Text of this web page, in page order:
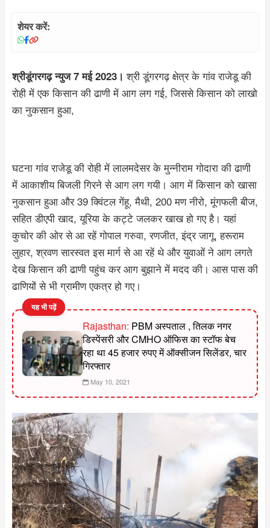
शेयर करें:
श्रीडूंगरगढ़ न्युज 7 मई 2023। श्री डूंगरगढ़ क्षेत्र के गांव राजेडू की
रोही में एक किसान की ढाणी में आग लग गई, जिससे किसान को लाखो
का नुकसान हुआ,
घटना गांव राजेडू की रोही में लालमदेसर के मुन्नीराम गोदारा की ढाणी
में आकाशीय बिजली गिरने से आग लग गयी। आग में किसान को खासा
नुकसान हुआ और 39 क्विंटल गेंहू, मैथी, 200 मण नीरो, मूंगफली बीज,
सहित डीएपी खाद, यूरिया के कट्टे जलकर खाख हो गए है। यहां
कुचोर की ओर से आ रहें गोपाल गरुवा, रणजीत, इंद्र जागू, हरूराम
लुहार, श्रवण सारस्वत इस मार्ग से आ रहें थे और युवाओं ने आग लगते
देख किसान की ढाणी पहुंच कर आग बुझाने में मदद की। आस पास की
ढाणियों से भी ग्रामीण एकत्र हो गए।
यह भी पढ़ें
Rajasthan: PBM अस्पताल , तिलक नगर
डिस्पेंसरी और CMHO ऑफिस का स्टॉफ बेच
रहा था 45 हजार रुपए में ऑक्सीजन सिलेंडर, चार
गिरफ्तार
May 10, 2021